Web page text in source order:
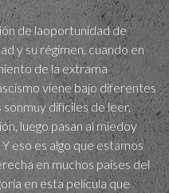
de laoportunidad de
y su régimen, cuando en
de la extrama
viene bajo diferentes
sonmuy difíciles de leer,
luego pasan al miedoy
eso es algo que estamos
en muchos países del
en esta película que